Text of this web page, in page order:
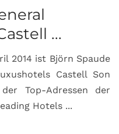
...
2014 ist Björn Spaude
Castell Son
Top-Adressen der
Hotels ...